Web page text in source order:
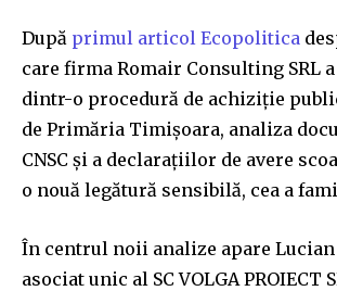
După primul articol Ecopolitica
care firma Romair Consulting SRL
dintr-o procedură de achiziție
de Primăria Timișoara, analiza
CNSC și a declarațiilor de avere
o nouă legătură sensibilă, cea a
În centrul noii analize apare Lucian
asociat unic al SC VOLGA PROIECT